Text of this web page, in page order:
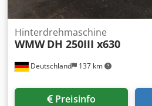
Deutschland 137 km
Hinterdrehmaschine
WMW DH 250III x630
Preisinfo